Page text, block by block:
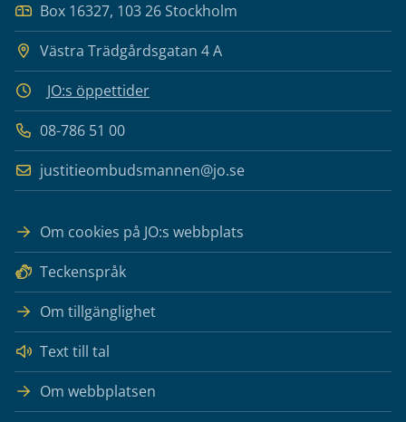
Box 16327, 103 26 Stockholm
Västra Trädgårdsgatan 4 A
JO:s öppettider
08-786 51 00
justitieombudsmannen@jo.se
Om cookies på JO:s webbplats
Teckenspråk
Om tillgänglighet
Text till tal
Om webbplatsen